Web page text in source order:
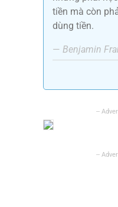
tiền mà còn
dùng tiền.
— Benjamin